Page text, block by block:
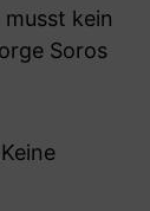
kein
Soros